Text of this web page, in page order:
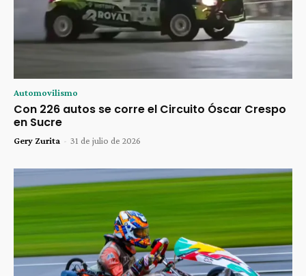
Automovilismo
Con 226 autos se corre el Circuito Óscar Crespo
en Sucre
Gery Zurita - 31 de julio de 2026